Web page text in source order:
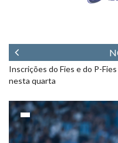
Hepatites B e C podem